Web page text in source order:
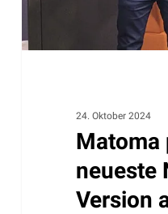
in
24. Oktober 2024
Matoma
neueste
Version